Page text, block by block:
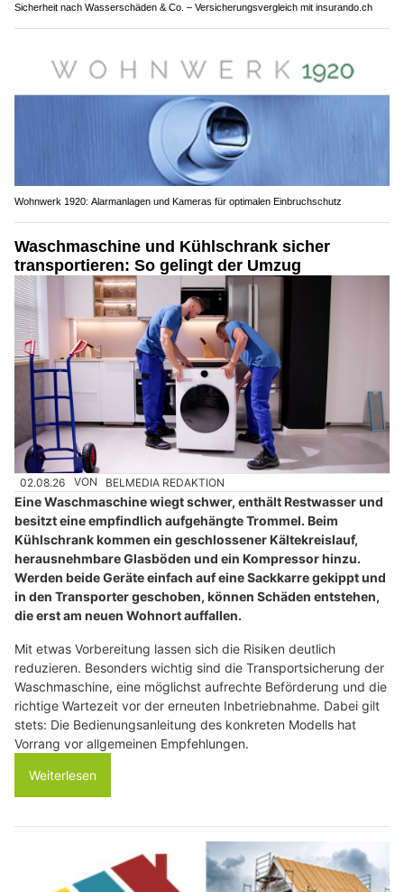
Sicherheit nach Wasserschäden & Co. – Versicherungsvergleich mit insurando.ch
Wohnwerk 1920: Alarmanlagen und Kameras für optimalen Einbruchschutz
Waschmaschine und Kühlschrank sicher
transportieren: So gelingt der Umzug
02.08.26 VON BELMEDIA REDAKTION
Eine Waschmaschine wiegt schwer, enthält Restwasser und
besitzt eine empfindlich aufgehängte Trommel. Beim
Kühlschrank kommen ein geschlossener Kältekreislauf,
herausnehmbare Glasböden und ein Kompressor hinzu.
Werden beide Geräte einfach auf eine Sackkarre gekippt und
in den Transporter geschoben, können Schäden entstehen,
die erst am neuen Wohnort auffallen.
Mit etwas Vorbereitung lassen sich die Risiken deutlich
reduzieren. Besonders wichtig sind die Transportsicherung der
Waschmaschine, eine möglichst aufrechte Beförderung und die
richtige Wartezeit vor der erneuten Inbetriebnahme. Dabei gilt
stets: Die Bedienungsanleitung des konkreten Modells hat
Vorrang vor allgemeinen Empfehlungen.
Weiterlesen